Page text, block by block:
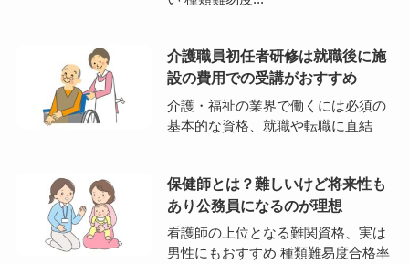
介護職員初任者研修は就職後に施
設の費用での受講がおすすめ
介護・福祉の業界で働くには必須の
基本的な資格、就職や転職に直結
保健師とは？難しいけど将来性も
あり公務員になるのが理想
看護師の上位となる難関資格、実は
男性にもおすすめ 種類難易度合格率